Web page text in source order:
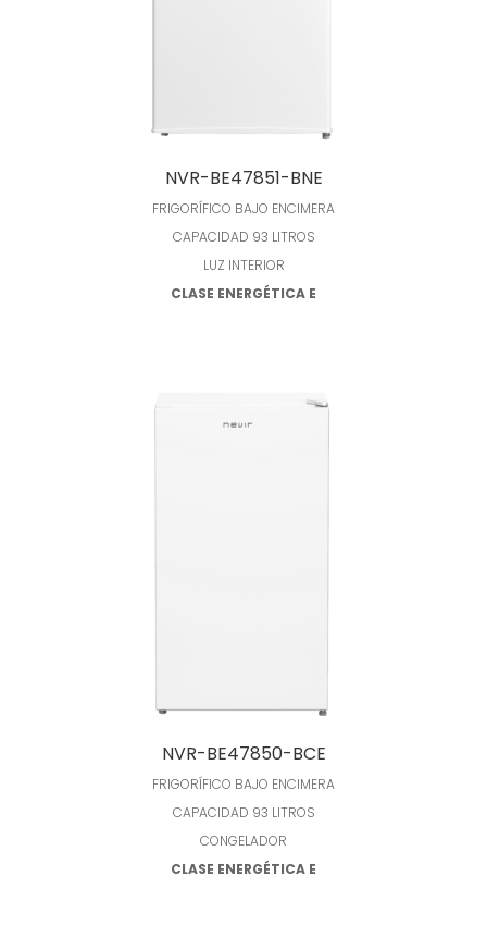
NVR-BE47851-BNE
FRIGORÍFICO BAJO ENCIMERA
CAPACIDAD 93 LITROS
LUZ INTERIOR
CLASE ENERGÉTICA E
NVR-BE47850-BCE
FRIGORÍFICO BAJO ENCIMERA
CAPACIDAD 93 LITROS
CONGELADOR
CLASE ENERGÉTICA E